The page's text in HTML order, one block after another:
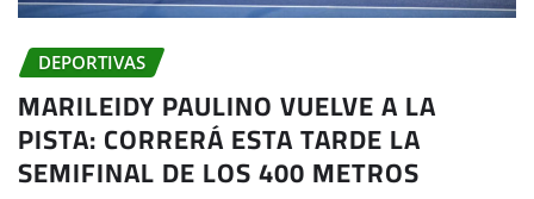
DEPORTIVAS
MARILEIDY PAULINO VUELVE A LA
PISTA: CORRERÁ ESTA TARDE LA
SEMIFINAL DE LOS 400 METROS